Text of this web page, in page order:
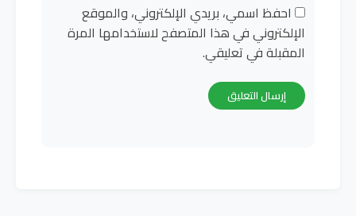
احفظ اسمي، بريدي الإلكتروني، والموقع
الإلكتروني في هذا المتصفح لاستخدامها المرة
المقبلة في تعليقي.